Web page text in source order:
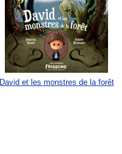
David et les monstres de la forêt